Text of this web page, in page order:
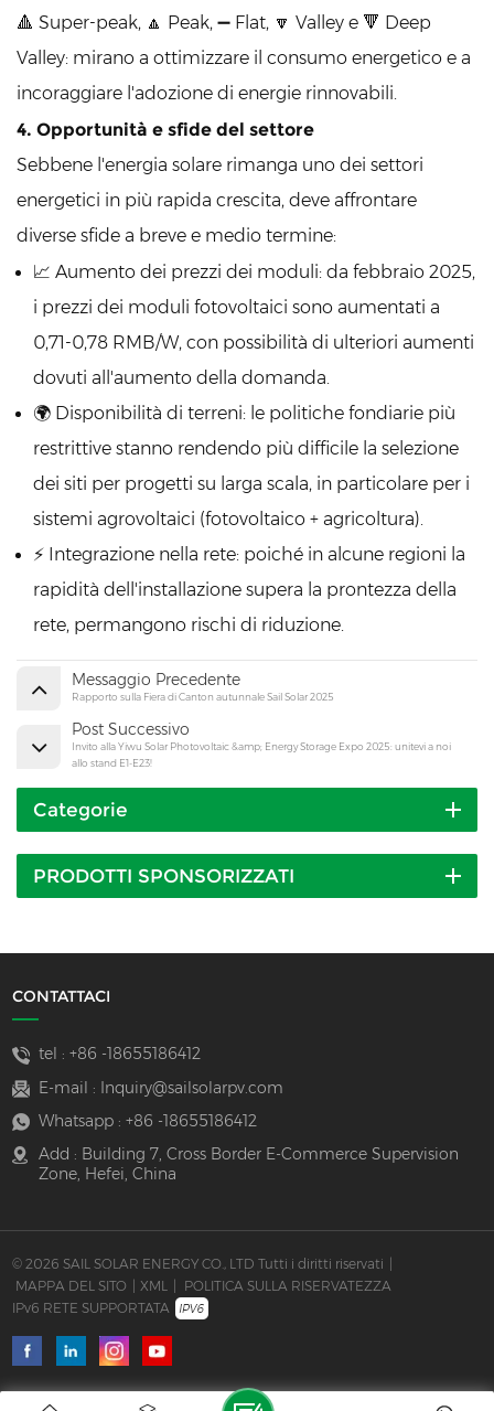
🔺 Super-peak, 🔼 Peak, ➖ Flat, 🔽 Valley e 🔻 Deep
Valley: mirano a ottimizzare il consumo energetico e a
incoraggiare l'adozione di energie rinnovabili.
4. Opportunità e sfide del settore
Sebbene l'energia solare rimanga uno dei settori
energetici in più rapida crescita, deve affrontare
diverse sfide a breve e medio termine:
📈 Aumento dei prezzi dei moduli: da febbraio 2025,
i prezzi dei moduli fotovoltaici sono aumentati a
0,71-0,78 RMB/W, con possibilità di ulteriori aumenti
dovuti all'aumento della domanda.
🌍 Disponibilità di terreni: le politiche fondiarie più
restrittive stanno rendendo più difficile la selezione
dei siti per progetti su larga scala, in particolare per i
sistemi agrovoltaici (fotovoltaico + agricoltura).
⚡ Integrazione nella rete: poiché in alcune regioni la
rapidità dell'installazione supera la prontezza della
rete, permangono rischi di riduzione.
Messaggio Precedente
Rapporto sulla Fiera di Canton autunnale Sail Solar 2025
Post Successivo
Invito alla Yiwu Solar Photovoltaic &amp; Energy Storage Expo 2025: unitevi a noi
allo stand E1-E23!
Categorie
PRODOTTI SPONSORIZZATI
CONTATTACI
tel : +86 -18655186412
E-mail :
Inquiry@sailsolarpv.com
Whatsapp : +86 -18655186412
Add : Building 7, Cross Border E-Commerce Supervision
Zone, Hefei, China
© 2026 SAIL SOLAR ENERGY CO., LTD Tutti i diritti riservati
MAPPA DEL SITO
XML
POLITICA SULLA RISERVATEZZA
IPv6 RETE SUPPORTATA